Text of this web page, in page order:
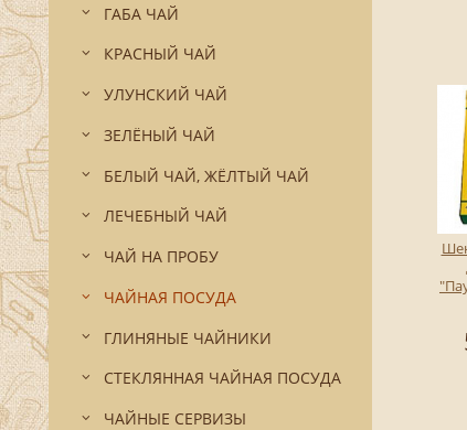
ГАБА ЧАЙ
КРАСНЫЙ ЧАЙ
УЛУНСКИЙ ЧАЙ
ЗЕЛЁНЫЙ ЧАЙ
БЕЛЫЙ ЧАЙ, ЖЁЛТЫЙ ЧАЙ
ЛЕЧЕБНЫЙ ЧАЙ
ЧАЙ НА ПРОБУ
ЧАЙНАЯ ПОСУДА
ГЛИНЯНЫЕ ЧАЙНИКИ
СТЕКЛЯННАЯ ЧАЙНАЯ ПОСУДА
ЧАЙНЫЕ СЕРВИЗЫ